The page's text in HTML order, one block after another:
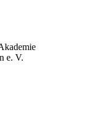
e. V.